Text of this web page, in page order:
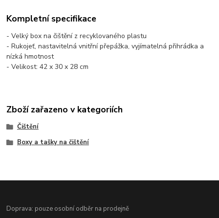
Kompletní specifikace
- Velký box na čištění z recyklovaného plastu
- Rukojeť, nastavitelná vnitřní přepážka, vyjímatelná přihrádka a
nízká hmotnost
- Velikost: 42 x 30 x 28 cm
Zboží zařazeno v kategoriích
Čištění
Boxy a tašky na čištění
Doprava: pouze osobní odběr na prodejně